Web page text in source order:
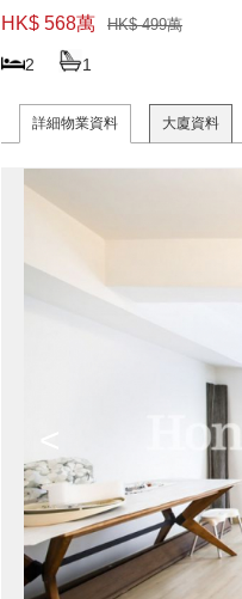
HK$ 568萬
HK$ 499萬
2 1
詳細物業資料 大廈資料